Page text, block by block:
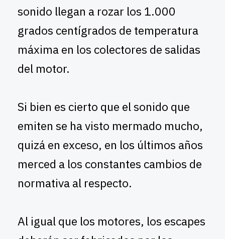
sonido llegan a rozar los 1.000
grados centígrados de temperatura
máxima en los colectores de salidas
del motor.
Si bien es cierto que el sonido que
emiten se ha visto mermado mucho,
quizá en exceso, en los últimos años
merced a los constantes cambios de
normativa al respecto.
Al igual que los motores, los escapes